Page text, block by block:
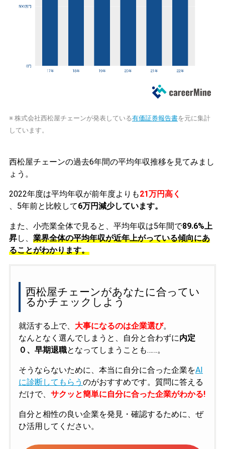
※ 株式会社西松屋チェーンが発表している有価証券報告書を元に集計
しています。
西松屋チェーンの過去6年間の平均年収推移を見てみまし
ょう。
2022年度は平均年収が前年度よりも21万円高く
、5年前と比較して6万円減少しています。
また、小売業全体で見ると、平均年収は5年間で89.6%上
昇し、 業界全体の平均年収が近年上がっている傾向にあ
ることがわかります。
西松屋チェーンがあなたに合ってい
るかチェックしよう
就活する上で、 大事になるのは企業選び。
なんとなく選んでしまうと、自分と合わずに内定
０、早期退職となってしまうことも……。
そうならないために、本当に自分に合った企業をAI
に診断してもらう のがおすすめです。質問に答える
だけで、 サクッと簡単に自分に合った企業がわかる!
自分と相性の良い企業を発見・確認するために、ぜ
ひ活用してください。